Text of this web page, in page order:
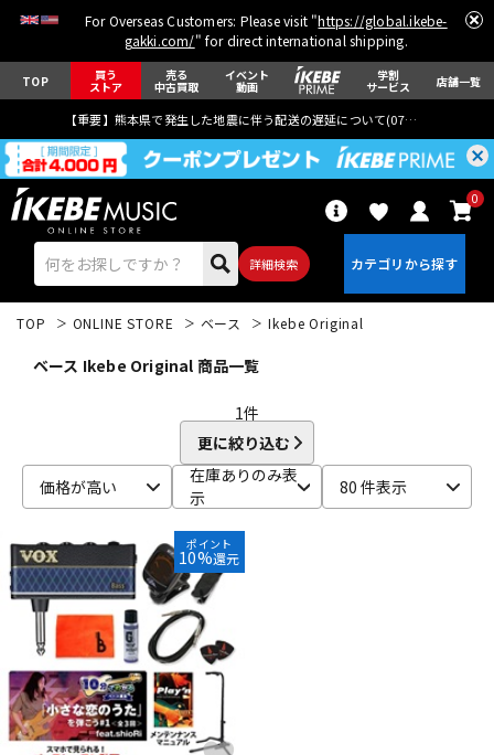
For Overseas Customers: Please visit "https://global.ikebe-
gakki.com/" for direct international shipping.
TOP 買う
ストア
売る
中古買取
イベント
動画
学割
サービス 店舗一覧
【重要】熊本県で発生した地震に伴う配送の遅延について(07月29日
詳細検索
0
ドラム
キーボード
TOP ONLINE STORE ベース Ikebe Original
ベース Ikebe Original 商品一覧
1件
更に絞り込む
価格が高い
在庫ありのみ表
示
80 件表示
ポイント
10%還元